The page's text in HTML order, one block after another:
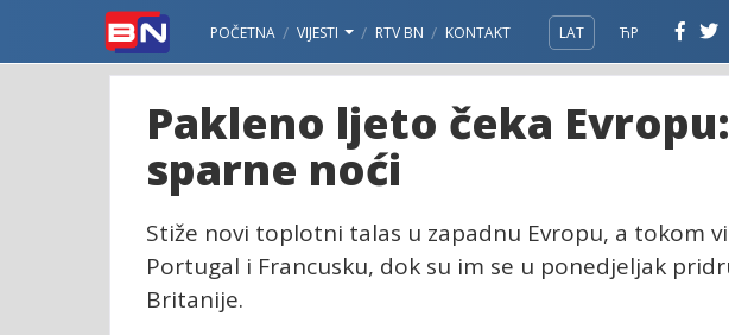
POČETNA VIJESTI RTV BN KONTAKT LAT ЋР
Pakleno ljeto čeka
sparne noći
Stiže novi toplotni talas u zapadnu Evropu, a tokom
Portugal i Francusku, dok su im se u ponedjeljak
Britanije.